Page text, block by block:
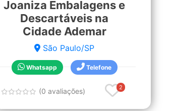
Joaniza Embalagens e
Descartáveis na
Cidade Ademar
São Paulo/SP
Whatsapp Telefone
(0 avaliações) 2